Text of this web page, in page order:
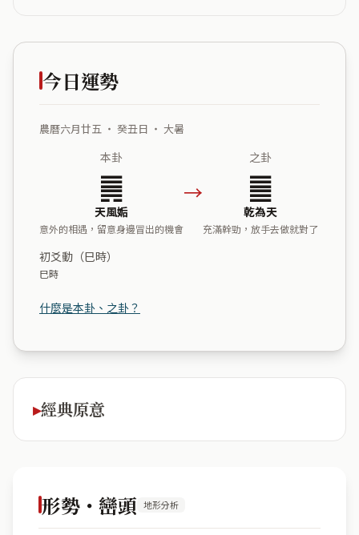
今日運勢
農曆六月廿五 ・ 癸丑日 ・ 大暑
本卦
䷫
天風姤
意外的相遇，留意身邊冒出的機會
→
之卦
䷀
乾為天
充滿幹勁，放手去做就對了
初爻動（巳時）
巳時
什麼是本卦、之卦？
經典原意
形勢・巒頭 地形分析